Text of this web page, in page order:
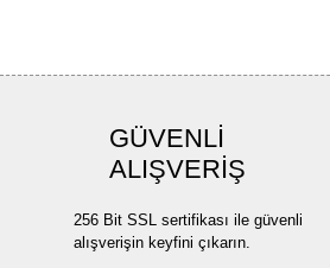
GÜVENLİ
ALIŞVERİŞ
256 Bit SSL sertifikası ile güvenli
alışverişin keyfini çıkarın.